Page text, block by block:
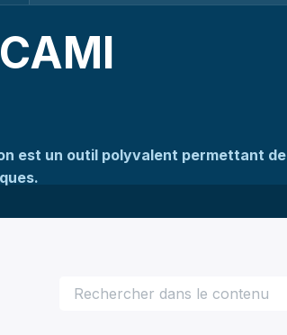
est un outil polyvalent permettant de